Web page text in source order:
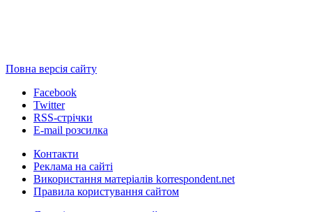
Повна версія сайту
Facebook
Twitter
RSS-стрічки
E-mail розсилка
Контакти
Реклама на сайті
Використання матеріалів korrespondent.net
Правила користування сайтом